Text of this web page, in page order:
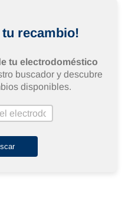
tu recambio!
tu electrodoméstico
buscador y descubre
disponibles.